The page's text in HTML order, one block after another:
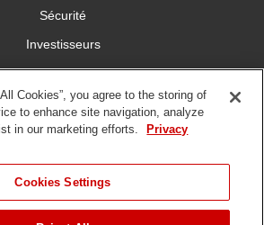
Sécurité
Investisseurs
Carrières
vous avec nous
Cookies”, you agree to the storing of
to enhance site navigation, analyze
in our marketing efforts.
Privacy
Cookies Settings